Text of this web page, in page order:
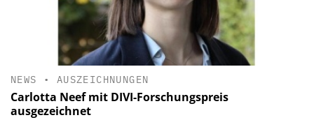
NEWS • AUSZEICHNUNGEN
Carlotta Neef mit DIVI-Forschungspreis
ausgezeichnet